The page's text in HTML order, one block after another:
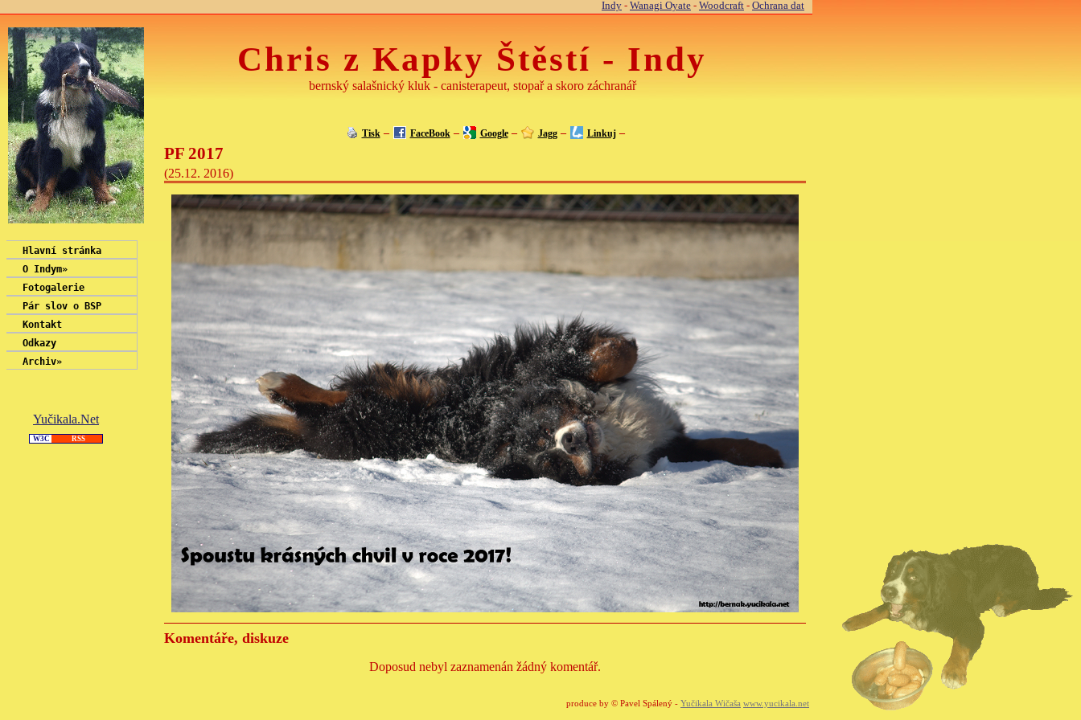
Indy - Wanagi Oyate - Woodcraft - Ochrana dat
Hlavní stránka
O Indym»
Fotogalerie
Pár slov o BSP
Kontakt
Odkazy
Archiv»
Yučikala.Net
W3C RSS
Chris z Kapky Štěstí - Indy
bernský salašnický kluk - canisterapeut, stopař a skoro záchranář
Tisk– FaceBook– Google– Jagg– Linkuj–
PF 2017
(25.12. 2016)
Komentáře, diskuze
Doposud nebyl zaznamenán žádný komentář.
produce by © Pavel Spálený - Yučikala Wičaša www.yucikala.net